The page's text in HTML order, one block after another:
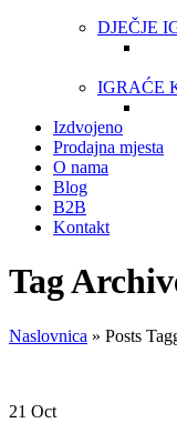
DJEČJE
IGRAĆE
Izdvojeno
Prodajna mjesta
O nama
Blog
B2B
Kontakt
Tag
Naslovnica » Posts
21 Oct